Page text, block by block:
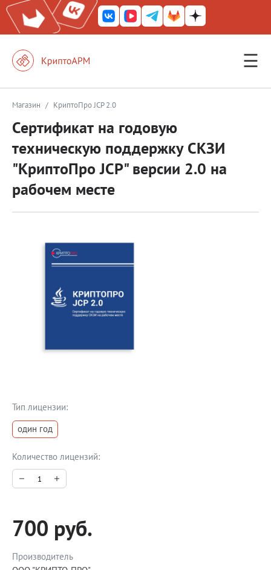
☰
КриптоАРМ Server
Железный почтовый ящик
КриптоАРМ Mobile
КриптоАРМ для 1С-Битрикс
Решения
Магазин / КриптоПро JCP 2.0
Сертификат на годовую
техническую поддержку СКЗИ
"КриптоПро JCP" версии 2.0 на
рабочем месте
Тип лицензии:
один год
Количество лицензий:
700 руб.
Производитель